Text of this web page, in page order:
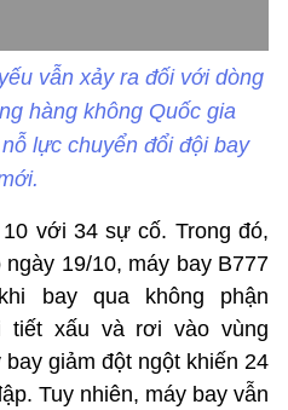
vẫn xảy ra đối với dòng
hàng không Quốc gia
lực chuyển đổi đội bay
với 34 sự cố. Trong đó,
19/10, máy bay B777
bay qua không phận
tiết xấu và rơi vào vùng
giảm đột ngột khiến 24
Tuy nhiên, máy bay vẫn